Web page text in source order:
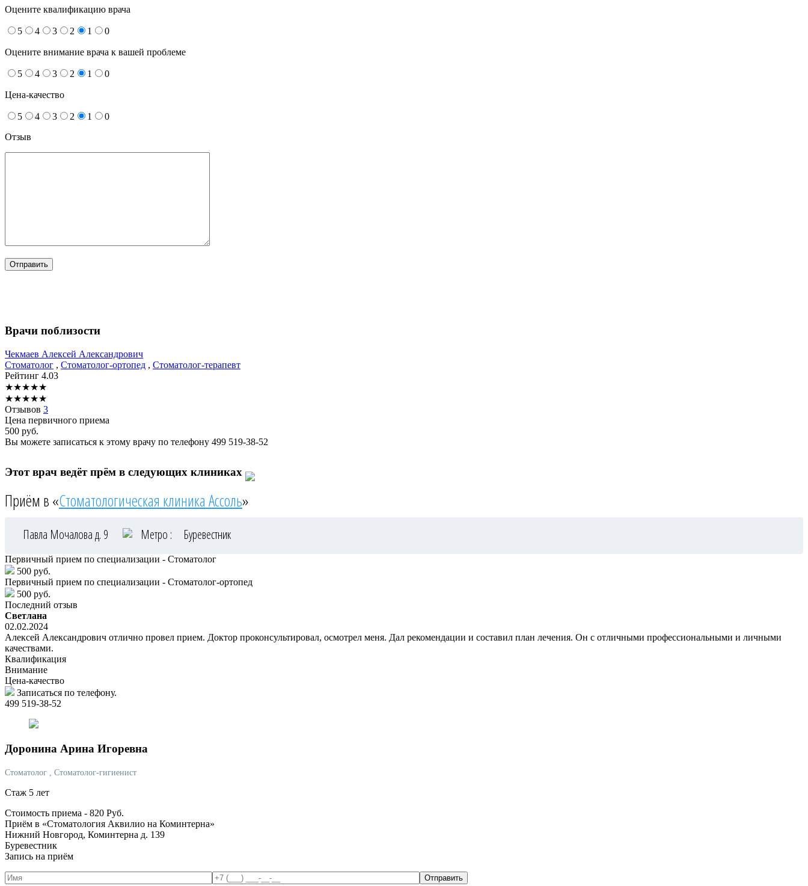
Оцените квалификацию врача
5 4 3 2 1 0
Оцените внимание врача к вашей проблеме
5 4 3 2 1 0
Цена-качество
5 4 3 2 1
0
Отзыв
Врачи поблизости
Чекмаев Алексей Александрович
Стоматолог , Стоматолог-ортопед , Стоматолог-терапевт
Рейтинг 4.03
★★★★★
★★★★★
Отзывов 3
Цена первичного приема
500 руб.
Вы можете записаться к этому врачу по телефону 499 519-38-52
Этот врач ведёт прём в следующих клиниках
Приём в «Стоматологическая клиника Ассоль»
Павла Мочалова д. 9 Метро : Буревестник
Первичный прием по специализации - Стоматолог
500 руб.
Первичный прием по специализации - Стоматолог-ортопед
500 руб.
Последний отзыв
Светлана
02.02.2024
Алексей Александрович отлично провел прием. Доктор проконсультировал, осмотрел меня. Дал рекомендации и составил план лечения. Он с отличными профессиональными и личными
качествами.
Квалификация
Внимание
Цена-качество
Записаться по телефону.
499 519-38-52
Доронина Арина Игоревна
Стоматолог , Стоматолог-гигиенист
Стаж 5 лет
Стоимость приема - 820 Руб.
Приём в «Стоматология Аквилио на Коминтерна»
Нижний Новгород, Коминтерна д. 139
Буревестник
Запись на приём